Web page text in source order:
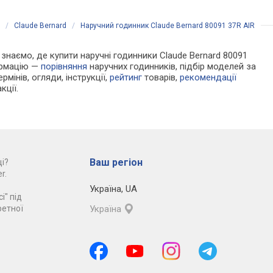
/ Claude Bernard / Наручний годинник Claude Bernard 80091 37R AIR
де купити наручні годинники Claude Bernard 80091
—порівняння наручних годинників, підбір моделей за
огляди, інструкції,рейтинг товарів,рекомендації
під
Ваш регіон
Україна, UA
Україна